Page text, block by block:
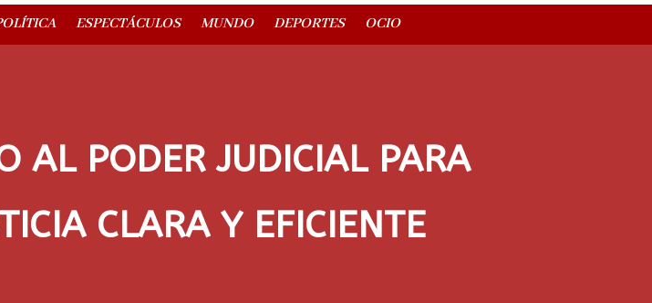
ESPECTÁCULOS MUNDO DEPORTES OCIO
AL PODER JUDICIAL PARA
CLARA Y EFICIENTE